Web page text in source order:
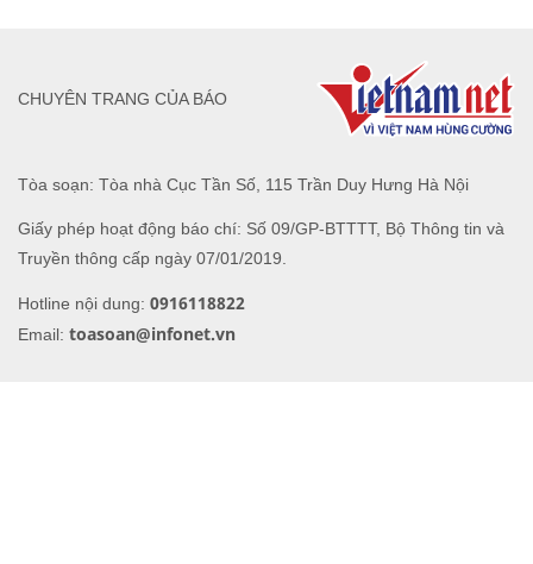
Tòa soạn: Tòa nhà Cục Tần Số, 115 Trần Duy Hưng Hà Nội
Giấy phép hoạt động báo chí: Số 09/GP-BTTTT, Bộ Thông tin và
Truyền thông cấp ngày 07/01/2019.
Hotline nội dung: 0916118822
Email: toasoan@infonet.vn
CHUYÊN TRANG CỦA BÁO